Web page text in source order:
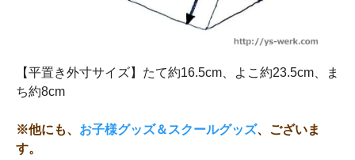
【平置き外寸サイズ】たて約16.5cm、よこ約23.5cm、ま
ち約8cm
※他にも、 お子様グッズ＆スクールグッズ、ございま
す。